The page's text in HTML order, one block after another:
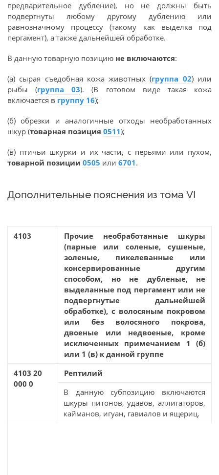
предварительное дубление), но не должны быть
подвергнуты любому другому дублению или
равнозначному процессу (такому как выделка под
пергамент), а также дальнейшей обработке.
В данную товарную позицию не включаются:
(а) сырая съедобная кожа животных (группа 02) или
рыбы (группа 03). (В готовом виде такая кожа
включается в группу 16);
(б) обрезки и аналогичные отходы необработанных
шкур (товарная позиция 0511);
(в) птичьи шкурки и их части, с перьями или пухом,
товарной позиции 0505 или 6701.
Дополнительные пояснения из тома VI
4103
Прочие необработанные шкуры
(парные или соленые, сушеные,
золеные, пикелеванные или
консервированные другим
способом, но не дубленые, не
выделанные под пергамент или не
подвергнутые дальнейшей
обработке), с волосяным покровом
или без волосяного покрова,
двоеные или недвоеные, кроме
исключенных примечанием 1 (б)
или 1 (в) к данной группе
4103 20
000 0
Рептилий
В данную субпозицию включаются
шкуры питонов, удавов, аллигаторов,
кайманов, игуан, гавиалов и ящериц.